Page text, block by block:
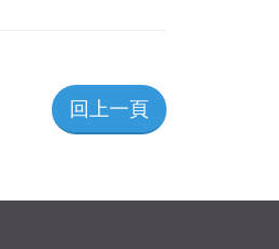
回上一頁